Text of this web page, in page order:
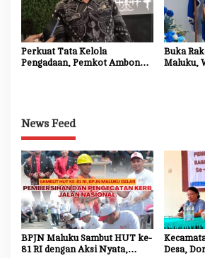
Perkuat Tata Kelola
Pengadaan, Pemkot Ambon
Buka
Maluku,
News Feed
BPJN Maluku Sambut HUT ke-
81 RI dengan Aksi Nyata,
Desa,